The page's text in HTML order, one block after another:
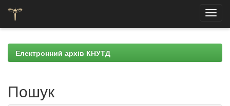
navigationЕлектронний архів КНУТД
Пошук